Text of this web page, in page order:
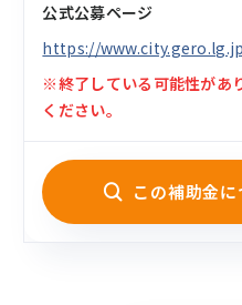
公式公募ページ
https://
※終了している可能性があ
ください。
この補助金